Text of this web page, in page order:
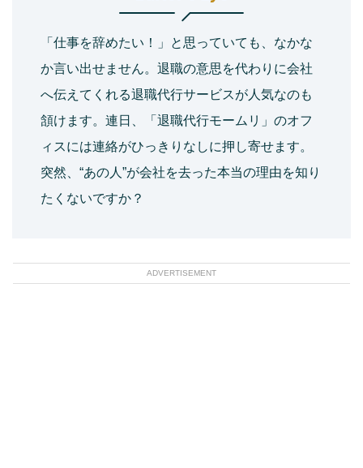
「仕事を辞めたい！」と思っていても、なかな
か言い出せません。退職の意思を代わりに会社
へ伝えてくれる退職代行サービスが人気なのも
頷けます。連日、「退職代行モームリ」のオフ
ィスには連絡がひっきりなしに押し寄せます。
突然、“あの人”が会社を去った本当の理由を知り
たくないですか？
ADVERTISEMENT